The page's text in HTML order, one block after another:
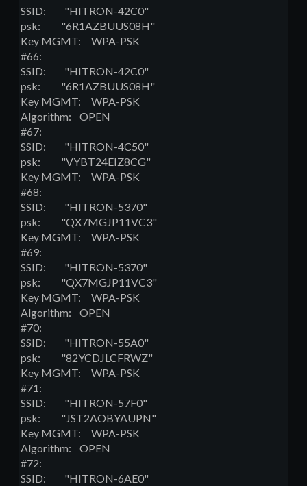
SSID: "HITRON-42C0"
psk: "6R1AZBUUS08H"
Key MGMT: WPA-PSK
#66:
SSID: "HITRON-42C0"
psk: "6R1AZBUUS08H"
Key MGMT: WPA-PSK
Algorithm: OPEN
#67:
SSID: "HITRON-4C50"
psk: "VYBT24EIZ8CG"
Key MGMT: WPA-PSK
#68:
SSID: "HITRON-5370"
psk: "QX7MGJP11VC3"
Key MGMT: WPA-PSK
#69:
SSID: "HITRON-5370"
psk: "QX7MGJP11VC3"
Key MGMT: WPA-PSK
Algorithm: OPEN
#70:
SSID: "HITRON-55A0"
psk: "82YCDJLCFRWZ"
Key MGMT: WPA-PSK
#71:
SSID: "HITRON-57F0"
psk: "JST2AOBYAUPN"
Key MGMT: WPA-PSK
Algorithm: OPEN
#72:
SSID: "HITRON-6AE0"